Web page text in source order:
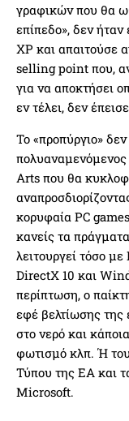
γραφικών που θα
επίπεδο», δεν
XP και απαιτούσε
selling point που,
για να αποκτήσει
εν τέλει, δεν
Το «προπύργιο»
Arts που θα
κορυφαία PC
κανείς τα
λειτουργεί τόσο
DirectX 10 και
περίπτωση, ο
εφέ βελτίωσης της
στο νερό και
φωτισμό κλπ. Ή
Τύπου της ΕΑ και
Microsoft.